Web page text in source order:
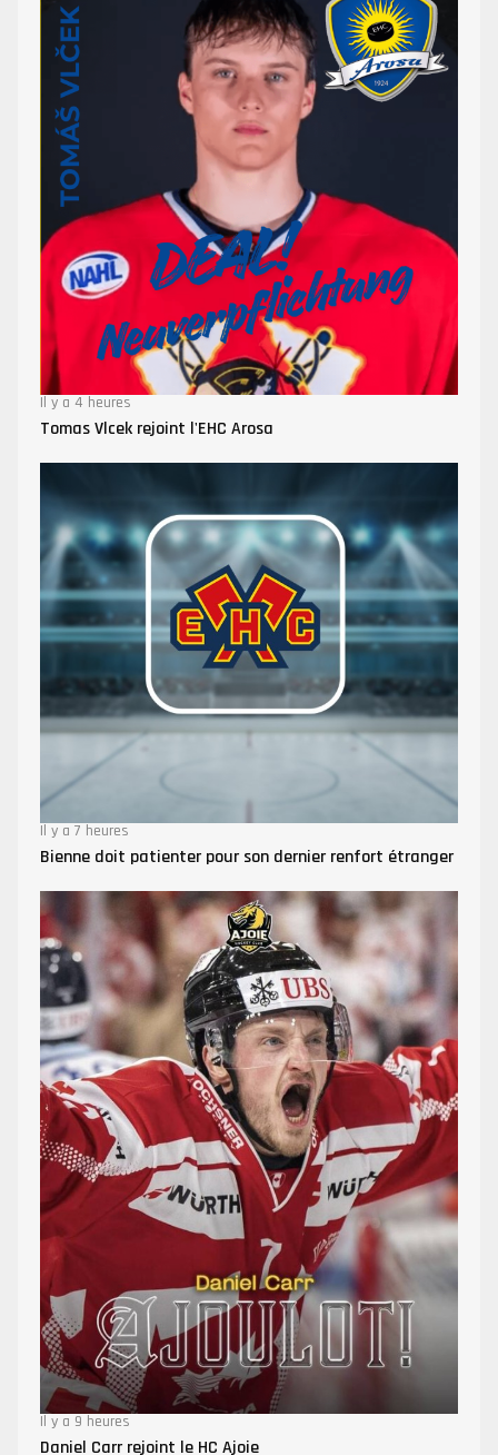
Il y a 4 heures
Tomas Vlcek rejoint l'EHC Arosa
Il y a 7 heures
Bienne doit patienter pour son dernier renfort étranger
Il y a 9 heures
Daniel Carr rejoint le HC Ajoie